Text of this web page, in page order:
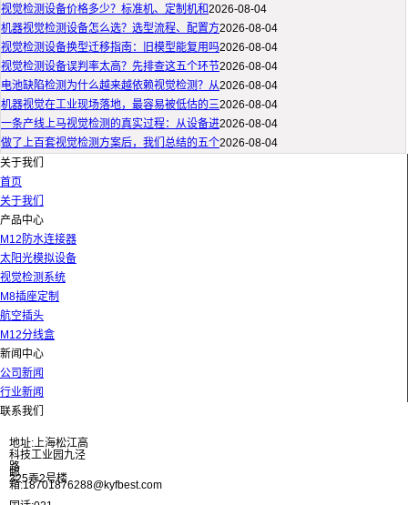
视觉检测设备价格多少？标准机、定制机和2026-08-04
机器视觉检测设备怎么选？选型流程、配置方2026-08-04
视觉检测设备换型迁移指南：旧模型能复用吗2026-08-04
视觉检测设备误判率太高？先排查这五个环节2026-08-04
电池缺陷检测为什么越来越依赖视觉检测？从2026-08-04
机器视觉在工业现场落地，最容易被低估的三2026-08-04
一条产线上马视觉检测的真实过程：从设备进2026-08-04
做了上百套视觉检测方案后，我们总结的五个2026-08-04
关于我们
首页
关于我们
产品中心
M12防水连接器
太阳光模拟设备
视觉检测系统
M8插座定制
航空插头
M12分线盒
新闻中心
公司新闻
行业新闻
联系我们
地址:上海松江高
科技工业园九泾
路
325弄2号楼
邮
箱:18701876288@kyfbest.com